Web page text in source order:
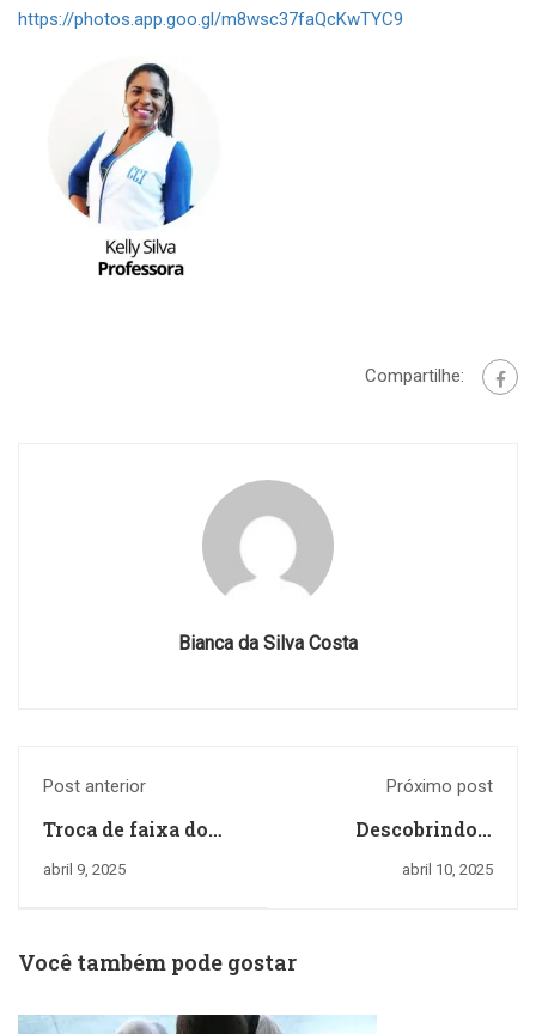
https://photos.app.goo.gl/m8wsc37faQcKwTYC9
Compartilhe:
Bianca da Silva Costa
Post anterior
Troca de faixa do
Karatê - EQUIPE
abril 9, 2025
Próximo post
Descobrindo e
Protegendo: Uma
abril 10, 2025
Você também pode gostar